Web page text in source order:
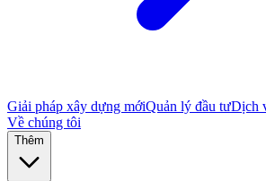
Giải pháp xây dựng mớiQuản lý đầu tưDịch
Về chúng tôi
Thêm